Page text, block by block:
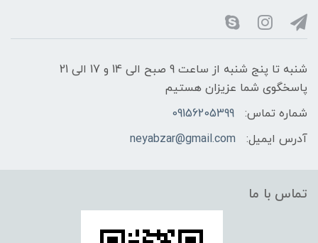
شنبه تا پنج شنبه از ساعت 9 صبح الی 14 و 17 الی 21
پاسخگوی شما عزیزان هستیم
شماره تماس:
09156205399
آدرس ایمیل:
neyabzar@gmail.com
تماس با ما